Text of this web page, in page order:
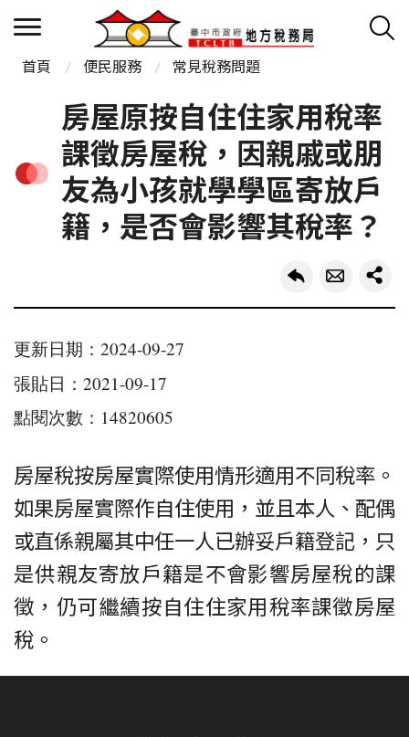
首頁 便民服務 常見稅務問題
房屋原按自住住家用稅率
課徵房屋稅，因親戚或朋
友為小孩就學學區寄放戶
籍，是否會影響其稅率？
更新日期：2024-09-27
張貼日：2021-09-17
點閱次數：14820605
房屋稅按房屋實際使用情形適用不同稅率。
如果房屋實際作自住使用，並且本人、配偶
或直係親屬其中任一人已辦妥戶籍登記，只
是供親友寄放戶籍是不會影響房屋稅的課
徵，仍可繼續按自住住家用稅率課徵房屋
稅。